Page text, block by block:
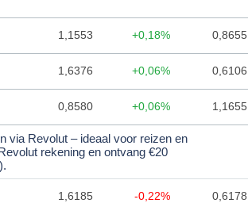
ALGERIJNSE DINAR
ANGOLESE KWANZA
ARGENTIJNSE PESO
ARMEENSE DRAM
1,1553 +0,18% 0,8655
1,6376 +0,06% 0,6106
0,8580 +0,06% 1,1655
via Revolut – ideaal voor reizen en
rekening en ontvang €20
1,6185 -0,22% 0,6178